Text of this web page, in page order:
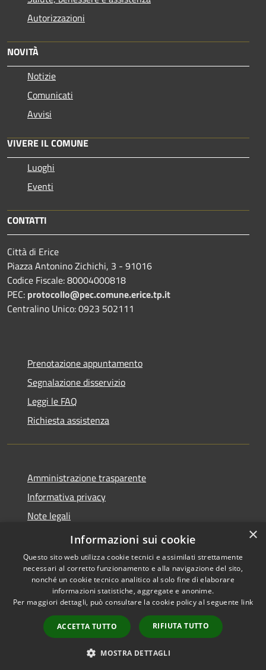
Autorizzazioni
NOVITÀ
Notizie
Comunicati
Avvisi
VIVERE IL COMUNE
Luoghi
Eventi
CONTATTI
Città di Erice
Piazza Antonino Zichichi, 3 - 91016
Codice Fiscale: 80004000818
PEC: protocollo@pec.comune.erice.tp.it
Centralino Unico: 0923 502111
Prenotazione appuntamento
Segnalazione disservizio
Leggi le FAQ
Richiesta assistenza
Amministrazione trasparente
Informativa privacy
Note legali
Dichiarazione di accessibilità
Accessibilità
Copyright © 2026 • Città di
Erice • Powered by
Municipium•
Accesso
redazione
×
Informazioni sui cookie
Questo sito web utilizza cookie tecnici e assimilati strettamente
necessari al corretto funzionamento e alla navigazione del sito,
nonché un cookie tecnico analitico al solo fine di elaborare
informazioni statistiche, aggregate e anonime.
Per maggiori dettagli, può consultare la cookie policy al seguente link
ACCETTA TUTTO RIFIUTA TUTTO
MOSTRA DETTAGLI